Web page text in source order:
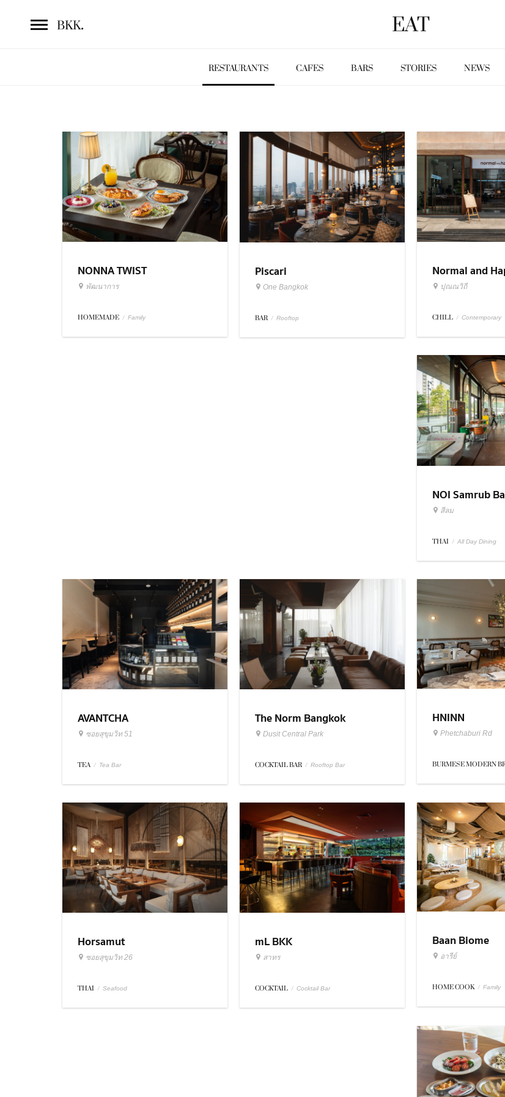
BKK. EAT
RESTAURANTS CAFES BARS STORIES NEWS
NONNA TWIST
พัฒนาการ
HOMEMADE / Family
Piscari
One Bangkok
BAR / Rooftop
Normal and
ปุณณวิถี
CHILL / Contemporary
NOI Samrub
สีลม
THAI / All Day Dining
AVANTCHA
ซอยสุขุมวิท 51
TEA / Tea Bar
The Norm Bangkok
Dusit Central Park
COCKTAIL BAR / Rooftop Bar
HNINN
Phetchaburi Rd
BURMESE MODERN
Horsamut
ซอยสุขุมวิท 26
THAI / Seafood
mL BKK
สาทร
COCKTAIL / Cocktail Bar
Baan Biome
อารีย์
HOME COOK / Family